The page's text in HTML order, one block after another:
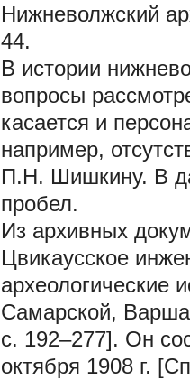
Нижневолжский
44.
В истории
вопросы
касается и
например,
П.Н. Шишкину. В
пробел.
Из архивных
Цвикаусское
археологические
Самарской,
с. 192–277]. Он
октября 1908 г.